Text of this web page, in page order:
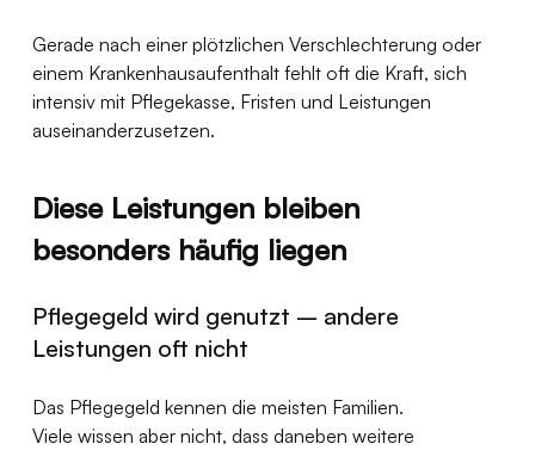
Gerade nach einer plötzlichen Verschlechterung oder
einem Krankenhausaufenthalt fehlt oft die Kraft, sich
intensiv mit Pflegekasse, Fristen und Leistungen
auseinanderzusetzen.
Diese Leistungen bleiben
besonders häufig liegen
Pflegegeld wird genutzt – andere
Leistungen oft nicht
Das Pflegegeld kennen die meisten Familien.
Viele wissen aber nicht, dass daneben weitere